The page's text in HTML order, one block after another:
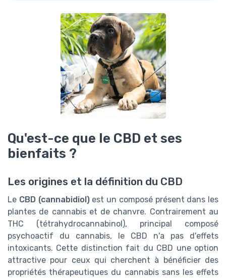
Qu'est-ce que le CBD et ses
bienfaits ?
Les origines et la définition du CBD
Le CBD (cannabidiol)est un composé présent dans les
plantes de cannabis et de chanvre. Contrairement au
THC (tétrahydrocannabinol), principal composé
psychoactif du cannabis, le CBD n'a pas d'effets
intoxicants. Cette distinction fait du CBD une option
attractive pour ceux qui cherchent à bénéficier des
propriétés thérapeutiques du cannabis sans les effets